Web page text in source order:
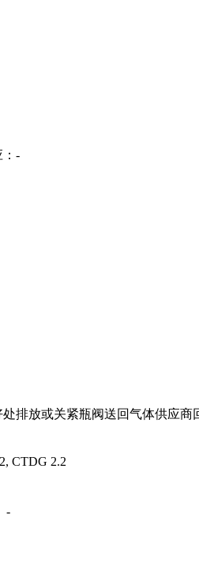
NA
：-
排放或关紧瓶阀送回气体供应商
CTDG 2.2
-